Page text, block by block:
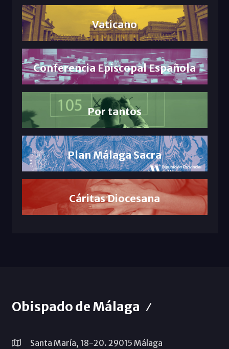
Vaticano
Conferencia Episcopal Española
Por tantos
Plan Málaga Sacra
Cáritas Diocesana
Obispado de Málaga
Santa María, 18-20. 29015 Málaga